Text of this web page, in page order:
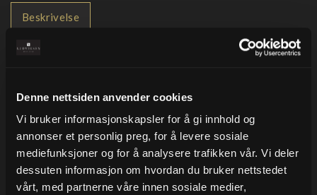
Denne nettsiden anvender cookies
Vi bruker informasjonskapsler for å gi innhold og
annonser et personlig preg, for å levere sosiale
mediefunksjoner og for å analysere trafikken vår. Vi deler
dessuten informasjon om hvordan du bruker nettstedet
vårt, med partnerne våre innen sosiale medier,
Beskrivelse